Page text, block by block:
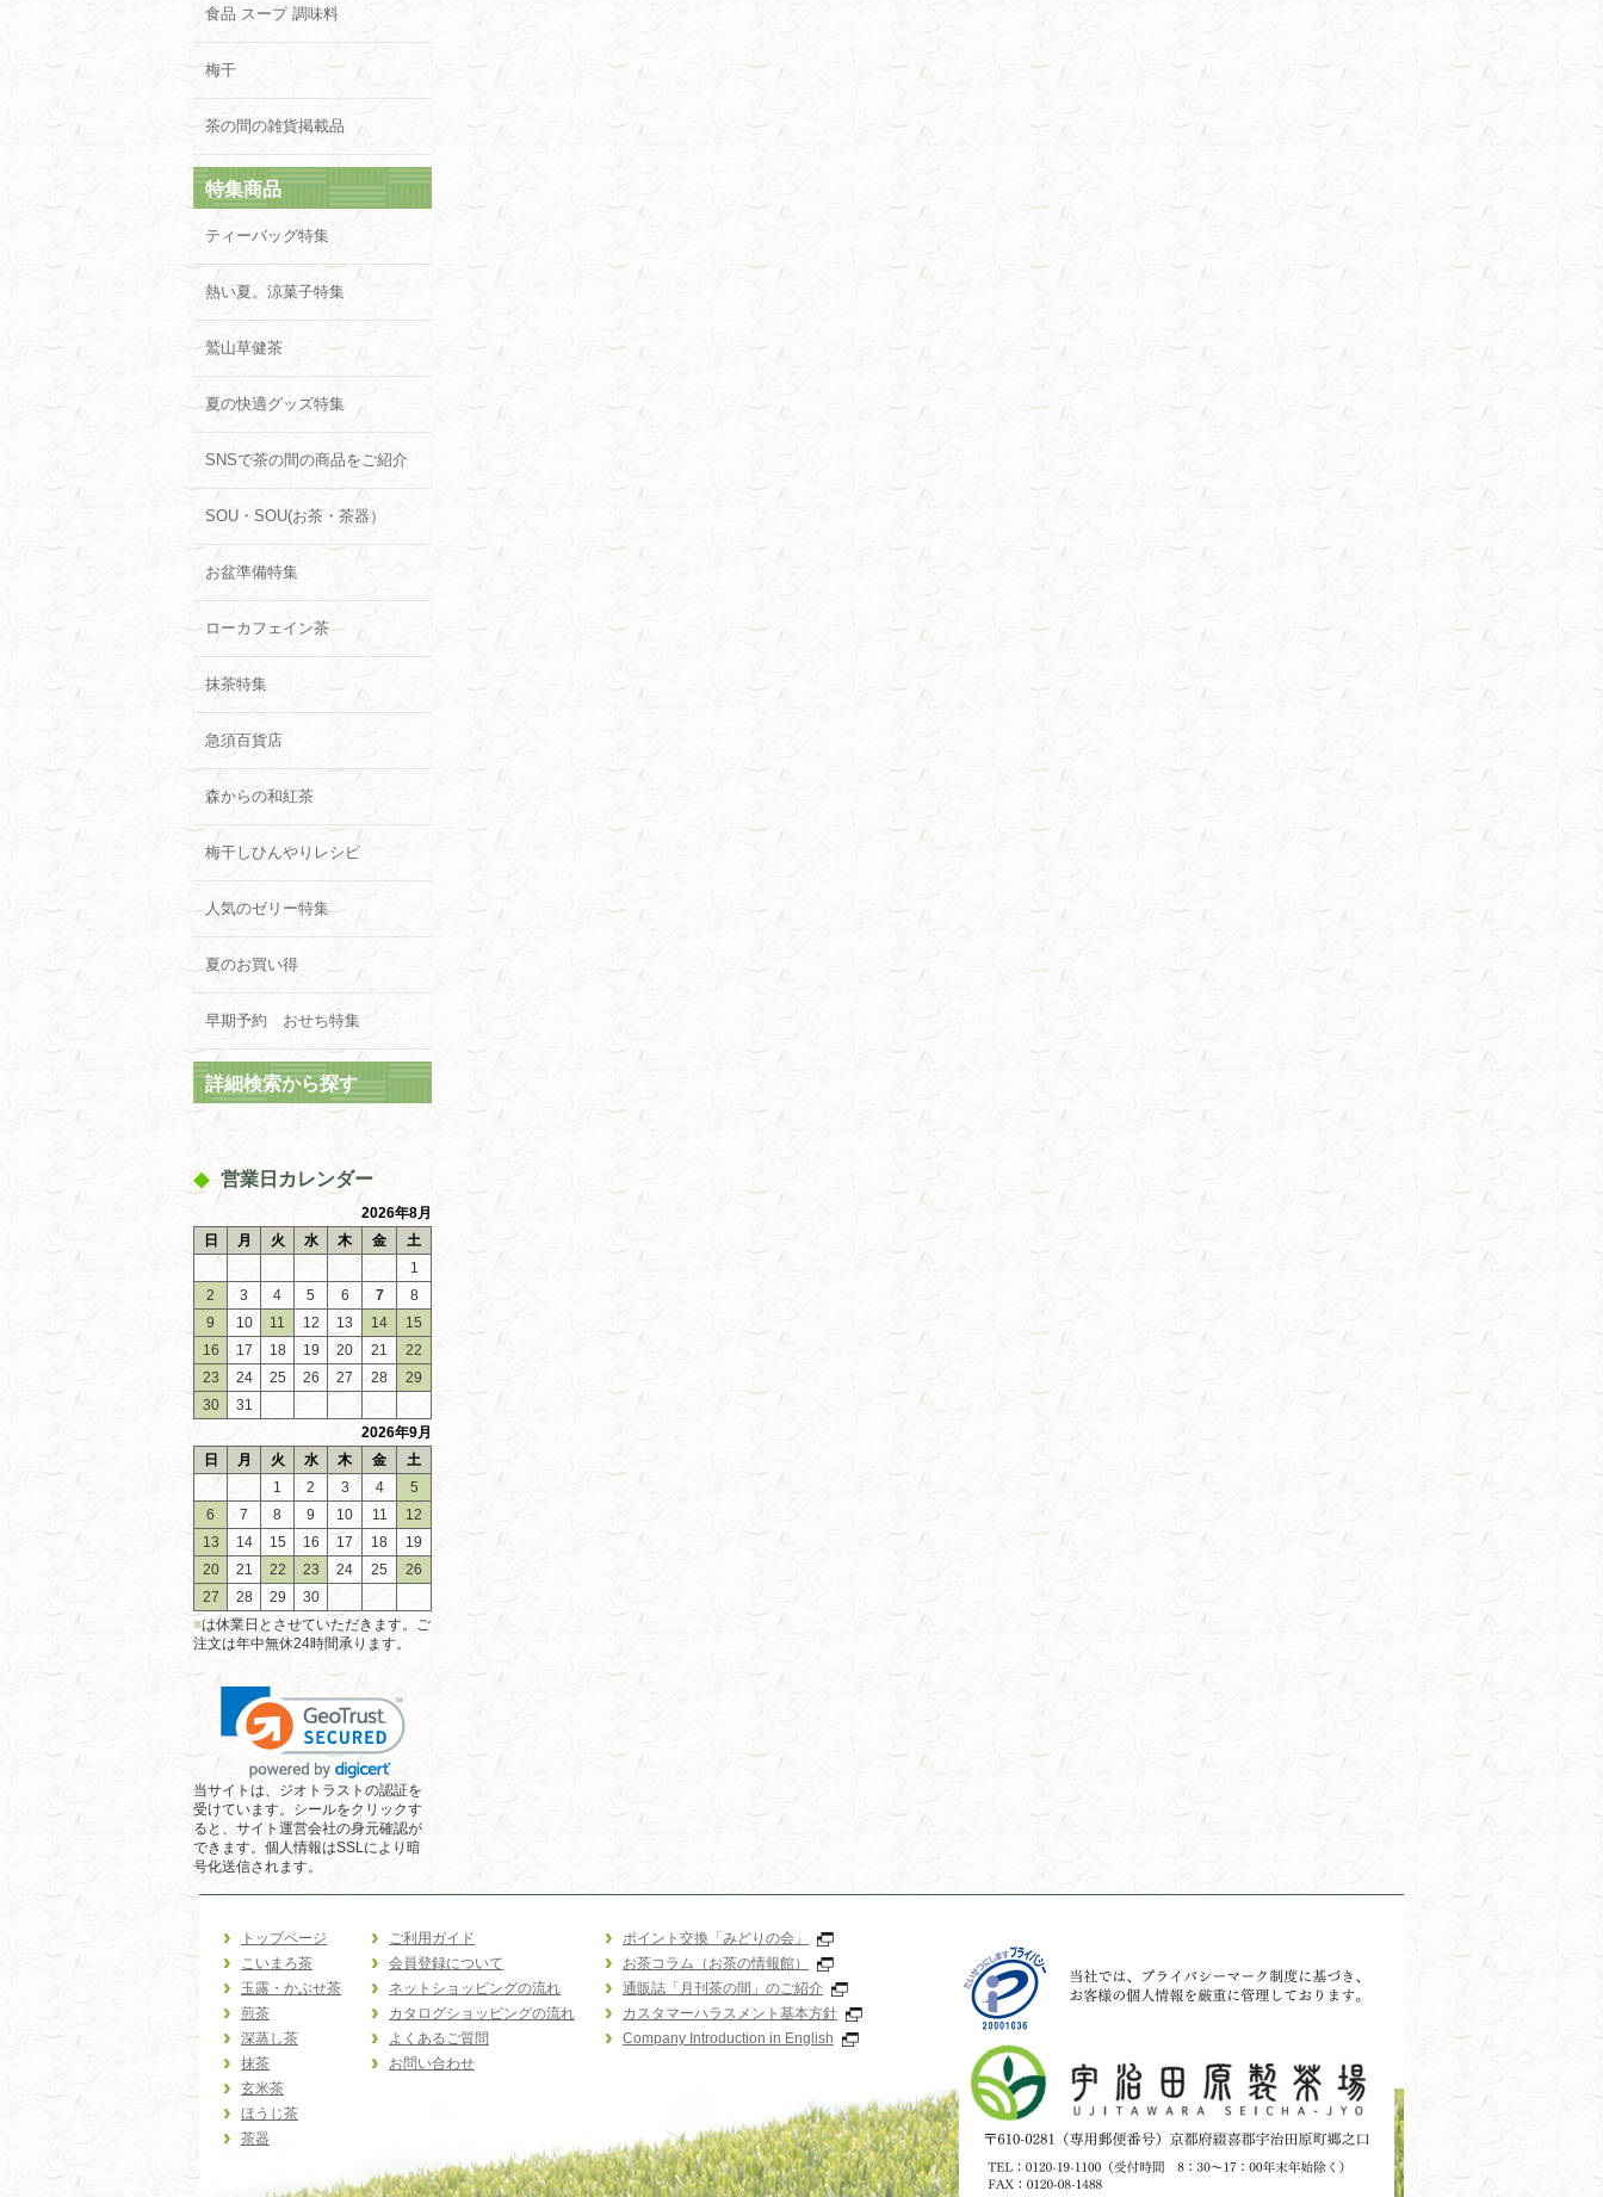
食品 スープ 調味料
梅干
茶の間の雑貨掲載品
特集商品
ティーバッグ特集
熱い夏。涼菓子特集
鷲山草健茶
夏の快適グッズ特集
SNSで茶の間の商品をご紹介
SOU・SOU(お茶・茶器）
お盆準備特集
ローカフェイン茶
抹茶特集
急須百貨店
森からの和紅茶
梅干しひんやりレシピ
人気のゼリー特集
夏のお買い得
早期予約 おせち特集
詳細検索から探す
営業日カレンダー
2026年8月
日
月 火 水 木 金
土
1
2
3 4 5 6 7
8
9
10 11 12 13 14
15
16
17 18 19 20 21
22
23
24 25 26 27 28
29
30
31
2026年9月
日
月 火 水 木 金
土
1
2 3 4
5
6
7 8 9 10 11
12
13
14 15 16 17 18
19
20
21 22 23 24 25
26
27
28 29
30
■は休業日とさせていただきます。ご
注文は年中無休24時間承ります。
当サイトは、ジオトラストの認証を
受けています。シールをクリックす
ると、サイト運営会社の身元確認が
できます。個人情報はSSLにより暗
号化送信されます。
トップページ
こいまろ茶
玉露・かぶせ茶
煎茶
深蒸し茶
抹茶
玄米茶
ほうじ茶
茶器
ご利用ガイド
会員登録について
ネットショッピングの流れ
カタログショッピングの流れ
よくあるご質問
お問い合わせ
ポイント交換「みどりの会」
お茶コラム（お茶の情報館）
通販誌「月刊茶の間」のご紹介
カスタマーハラスメント基本方針
Company Introduction in English